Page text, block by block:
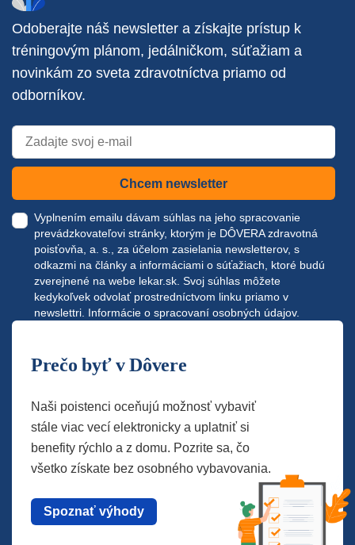
Odoberajte náš newsletter a získajte prístup k
tréningovým plánom, jedálničkom, súťažiam a
novinkám zo sveta zdravotníctva priamo od
odborníkov.
Chcem newsletter
Vyplnením emailu dávam súhlas na jeho spracovanie
prevádzkovateľovi stránky, ktorým je DÔVERA zdravotná
poisťovňa, a. s., za účelom zasielania newsletterov, s
odkazmi na články a informáciami o súťažiach, ktoré budú
zverejnené na webe lekar.sk . Svoj súhlas môžete
kedykoľvek odvolať prostredníctvom linku priamo v
newslettri. Informácie o spracovaní osobných údajov.
Prečo byť v Dôvere
Naši poistenci oceňujú možnosť vybaviť
stále viac vecí elektronicky a uplatniť si
benefity rýchlo a z domu. Pozrite sa, čo
všetko získate bez osobného vybavovania.
Spoznať výhody